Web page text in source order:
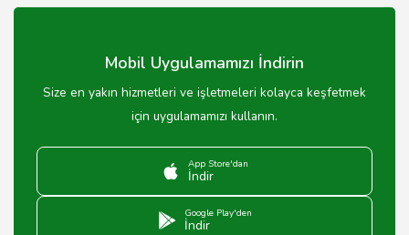
katılabilir veya projeleri tanıtarak farkındalık
Mobil Uygulamamızı İndirin
Size en yakın hizmetleri ve işletmeleri kolayca keşfetmek
için uygulamamızı kullanın.
App Store'dan
İndir
Google Play'den
İndir